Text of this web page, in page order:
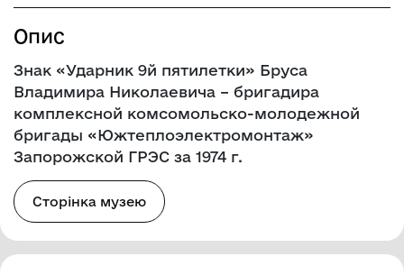
Опис
Знак «Ударник 9й пятилетки» Бруса
Владимира Николаевича – бригадира
комплексной комсомольско-молодежной
бригады «Южтеплоэлектромонтаж»
Запорожской ГРЭС за 1974 г.
Сторінка музею